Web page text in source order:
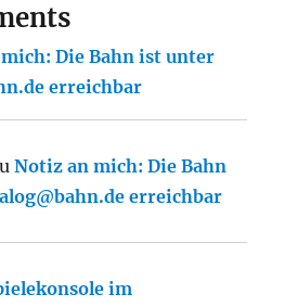
Die Bahn ist unter
erreichbar
Notiz an mich: Die Bahn
erreichbar
im